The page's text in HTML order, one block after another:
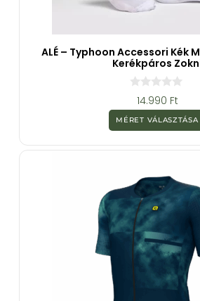
ALÉ – Typhoon Accessori Kék
Kerékpáros
z
5
b
14.990 Ft
MÉRET VÁLASZTÁSA